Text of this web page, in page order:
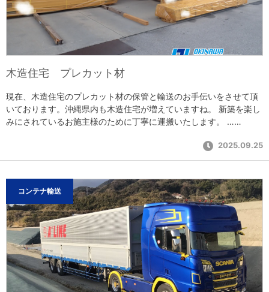
木造住宅 プレカット材
現在、木造住宅のプレカット材の保管と輸送のお手伝いをさせて頂
いております。沖縄県内も木造住宅が増えていますね。 新築を楽し
みにされているお施主様のために丁寧に運搬いたします。 ……
2025.09.25
コンテナ輸送